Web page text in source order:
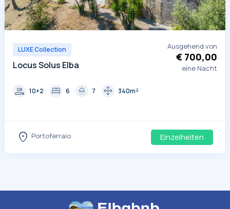
LUXE Collection
Locus Solus Elba
Ausgehend von
€ 700,00
eine Nacht
group 10+2 bed 6 shower 7 drag_pan 340m²
location_on Portoferraio Einzelheiten